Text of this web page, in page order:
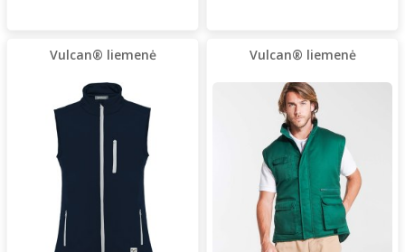
Vulcan® liemenė Vulcan® liemenė